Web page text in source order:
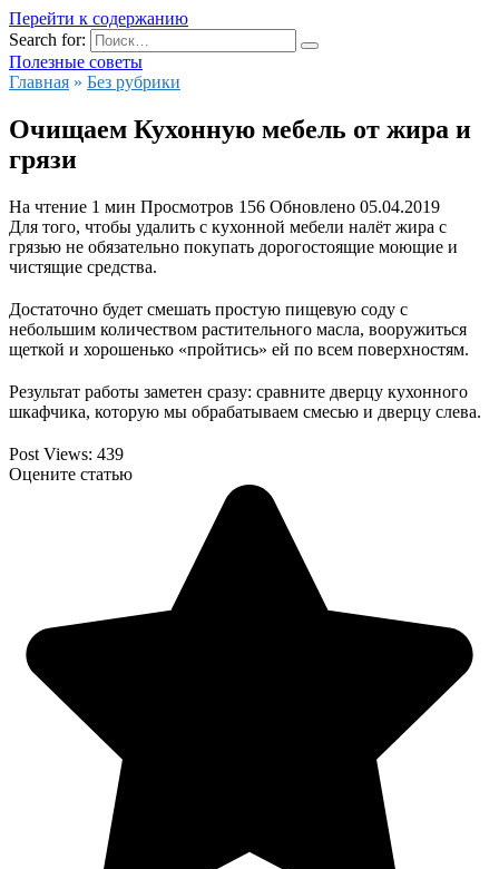
Перейти к содержанию
Search for:
Полезные советы
Главная » Без рубрики
Очищаем Кухонную мебель от жира и
грязи
На чтение 1 мин Просмотров 156 Обновлено 05.04.2019
Для того, чтобы удалить с кухонной мебели налёт жира с
грязью не обязательно покупать дорогостоящие моющие и
чистящие средства.
Достаточно будет смешать простую пищевую соду с
небольшим количеством растительного масла, вооружиться
щеткой и хорошенько «пройтись» ей по всем поверхностям.
Результат работы заметен сразу: сравните дверцу кухонного
шкафчика, которую мы обрабатываем смесью и дверцу слева.
Post Views: 439
Оцените статью